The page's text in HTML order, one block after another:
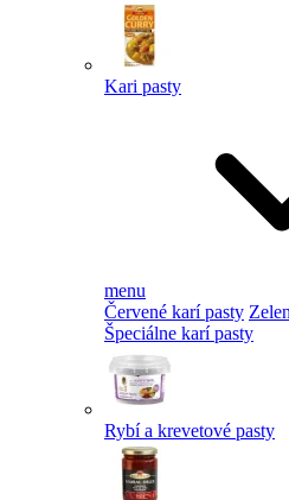
Kari pasty
menu
Červené karí pasty
Špeciálne karí pasty
Rybí a krevetové pasty